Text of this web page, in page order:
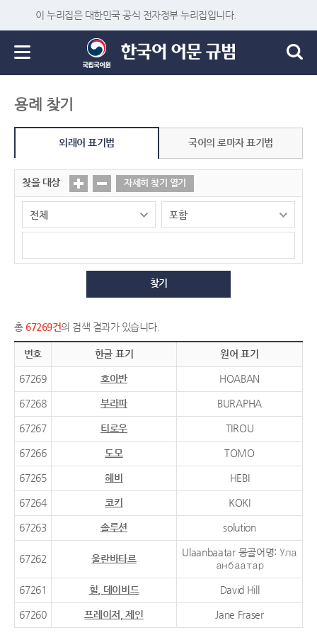
이 누리집은 대한민국 공식 전자정부 누리집입니다.
용례 찾기
외래어 표기법 국어의 로마자 표기법
찾을 대상 자세히 찾기 열기
찾기
총 67269건의 검색 결과가 있습니다.
번호 한글 표기 원어 표기
67269 호아반 HOABAN
67268 부라파 BURAPHA
67267 티로우 TIROU
67266 도모 TOMO
67265 헤비 HEBI
67264 코키 KOKI
67263 솔루션 solution
67262 울란바타르
Ulaanbaatar 몽골어명: Ула
анбаатар
67261 힐, 데이비드 David Hill
67260 프레이저, 제인 Jane Fraser